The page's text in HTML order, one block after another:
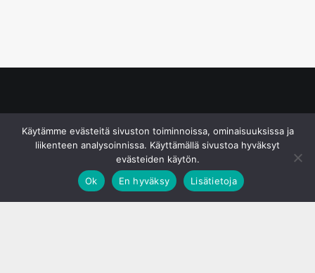
Käytämme evästeitä sivuston toiminnoissa, ominaisuuksissa ja
liikenteen analysoinnissa. Käyttämällä sivustoa hyväksyt
evästeiden käytön.
Ok
En hyväksy Lisätietoja